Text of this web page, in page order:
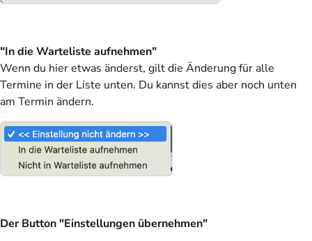
"In die Warteliste aufnehmen"
Wenn du hier etwas änderst, gilt die Änderung für alle
Termine in der Liste unten. Du kannst dies aber noch unten
am Termin ändern.
Der Button "Einstellungen übernehmen"